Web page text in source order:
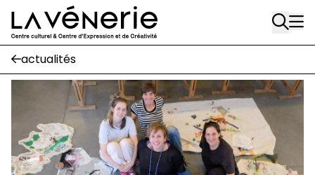
Aller au contenu principal
Rue Gratès, 3
1170 Watermael-Boitsfort
02 663 85 50
Place Gilson, 3
1170 Watermael-Boitsfort
02 663 85 50
actualités